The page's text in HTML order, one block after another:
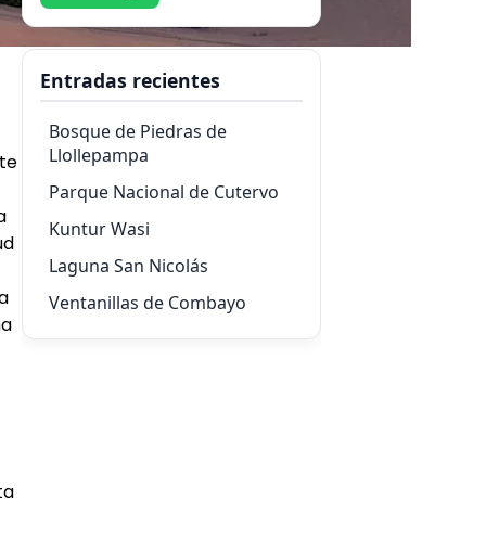
Entradas recientes
Bosque de Piedras de
Llollepampa
Parque Nacional de Cutervo
Kuntur Wasi
Laguna San Nicolás
Ventanillas de Combayo